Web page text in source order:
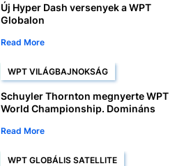
Új Hyper Dash versenyek a WPT
Globalon
Read More
WPT VILÁGBAJNOKSÁG
Schuyler Thornton megnyerte WPT
World Championship. Domináns
Read More
WPT GLOBÁLIS SATELLITE